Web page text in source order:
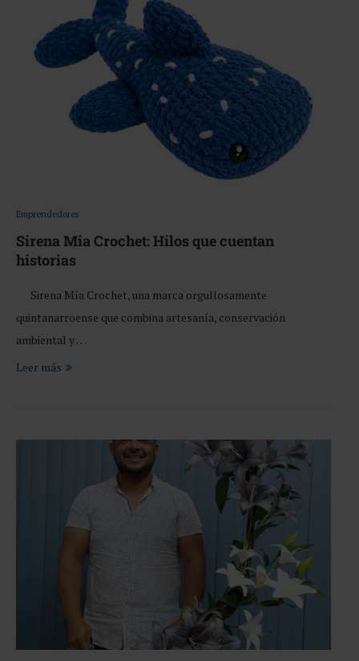
Emprendedores
Sirena Mia Crochet: Hilos que cuentan
historias
Sirena Mía Crochet, una marca orgullosamente
quintanarroense que combina artesanía, conservación
ambiental y …
Leer más